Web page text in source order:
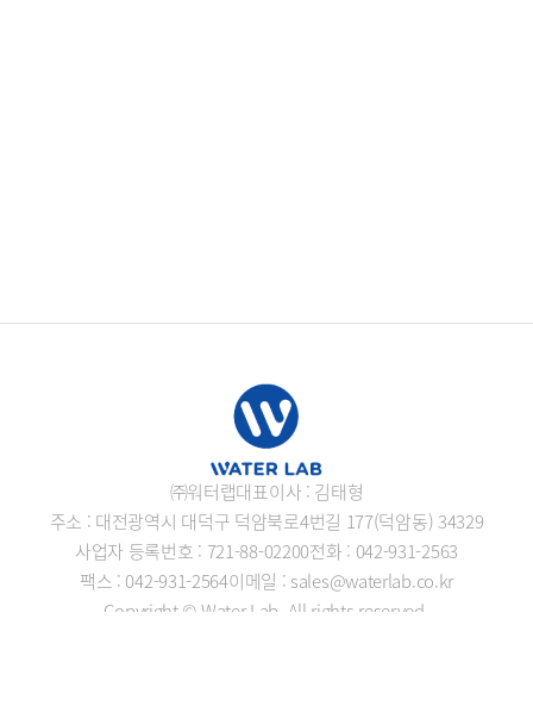
㈜워터랩대표이사 : 김태형
주소 : 대전광역시 대덕구 덕암북로4번길 177(덕암동) 34329
사업자 등록번호 : 721-88-02200전화 : 042-931-2563
팩스 : 042-931-2564이메일 : sales@waterlab.co.kr
Copyright © Water Lab. All rights reserved.